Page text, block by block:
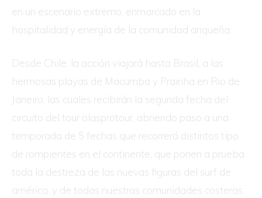
en un escenario extremo, enmarcado en la
hospitalidad y energía de la comunidad ariqueña.
Desde Chile, la acción viajará hasta Brasil, a las
hermosas playas de Macumba y Prainha en Rio de
Janeiro, las cuales recibirán la segunda fecha del
circuito del tour olasprotour, abriendo paso a una
temporada de 5 fechas que recorrerá distintos tipo
de rompientes en el continente, que ponen a prueba
toda la destreza de las nuevas figuras del surf de
américa. y de todas nuestras comunidades costeras.